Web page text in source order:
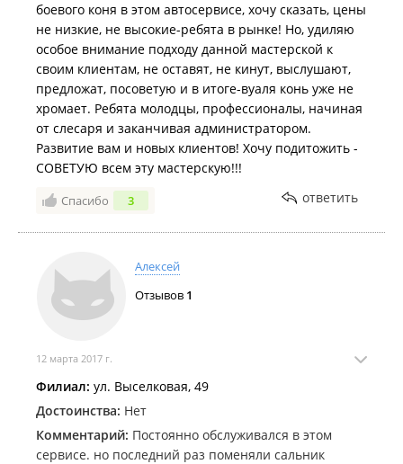
боевого коня в этом автосервисе, хочу сказать, цены
не низкие, не высокие-ребята в рынке! Но, удиляю
особое внимание подходу данной мастерской к
своим клиентам, не оставят, не кинут, выслушают,
предложат, посоветую и в итоге-вуаля конь уже не
хромает. Ребята молодцы, профессионалы, начиная
от слесаря и заканчивая администратором.
Развитие вам и новых клиентов! Хочу подитожить -
СОВЕТУЮ всем эту мастерскую!!!
Спасибо 3 ответить
Алексей
Отзывов 1
12 марта 2017 г.
Филиал: ул. Выселковая, 49
Достоинства: Нет
Комментарий: Постоянно обслуживался в этом
сервисе. но последний раз поменяли сальник